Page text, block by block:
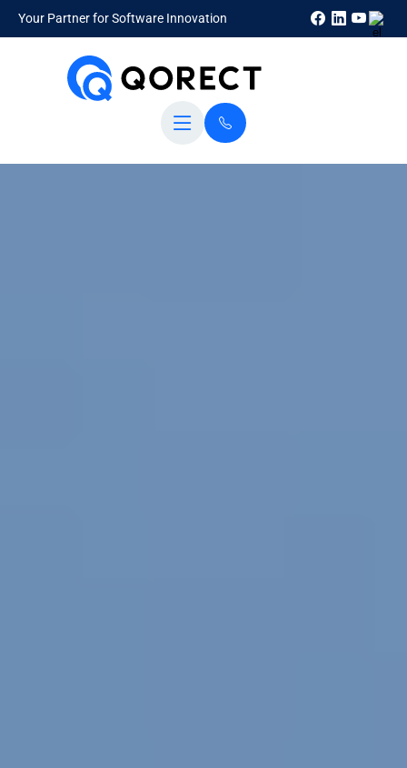
Your Partner for Software Innovation